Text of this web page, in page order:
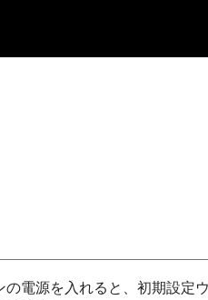
電源を入れると、初期設定